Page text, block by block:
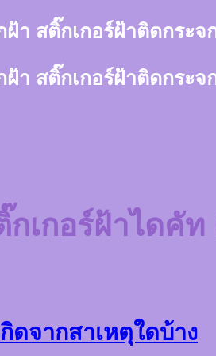
า สติ๊กเกอร์ฝ้าติดกระ
า สติ๊กเกอร์ฝ้าติดกระ
กเกอร์ฝ้าไดคั
ดจากสาเหตุใดบ้าง